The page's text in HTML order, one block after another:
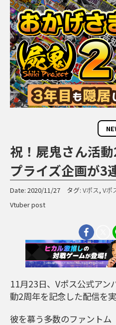
祝！屍鬼さん活
プライズ企画が3
Date: 2020/11/27 タグ: Vポス, Vポ
Vtuber post
11月23日、Vポス公式アン
動2周年を記念した配信を実
彼を慕う多数のファント